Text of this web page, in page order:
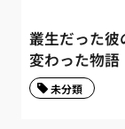
叢生だった彼
変わった物語
未分類